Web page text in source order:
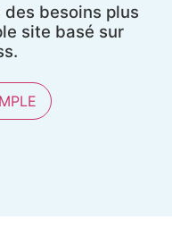
besoins plus
site basé sur